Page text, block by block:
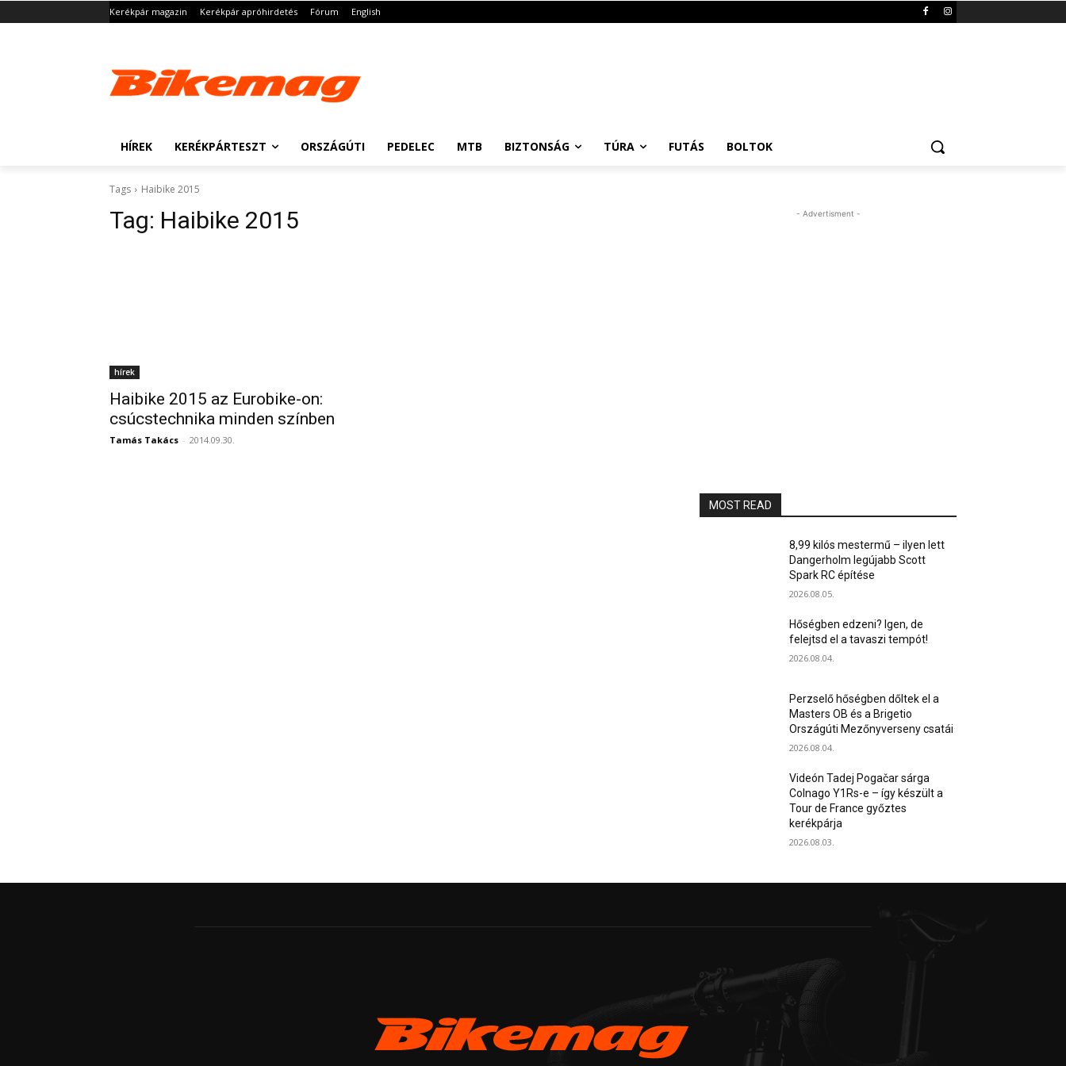
Kerékpár magazin Kerékpár apróhirdetés Fórum English
HÍREK KERÉKPÁRTESZT ORSZÁGÚTI PEDELEC MTB BIZTONSÁG TÚRA FUTÁS BOLTOK
Tags Haibike 2015
Tag: Haibike 2015
hírek
Haibike 2015 az Eurobike-on:
csúcstechnika minden színben
Tamás Takács - 2014.09.30.
- Advertisment -
MOST READ
8,99 kilós mestermű – ilyen lett
Dangerholm legújabb Scott
Spark RC építése
2026.08.05.
Hőségben edzeni? Igen, de
felejtsd el a tavaszi tempót!
2026.08.04.
Perzselő hőségben dőltek el a
Masters OB és a Brigetio
Országúti Mezőnyverseny csatái
2026.08.04.
Videón Tadej Pogačar sárga
Colnago Y1Rs-e – így készült a
Tour de France győztes
kerékpárja
2026.08.03.